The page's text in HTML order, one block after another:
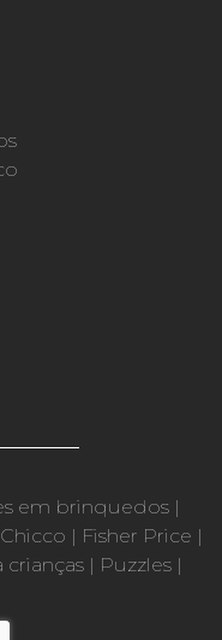
em brinquedos |
Chicco | Fisher Price |
crianças| Puzzles|